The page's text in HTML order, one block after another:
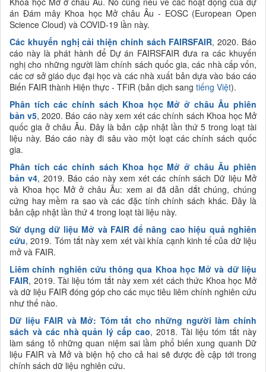
án Đám mây Khoa học Mở châu Âu - EOSC (European Open
Science Cloud) và COVID-19 lần này.
Các khuyến nghịcải thiện chính sách FAIRSFAIR, 2020. Báo
cáo này là phát hành để Dự án FAIRSFAIR đưa ra các khuyến
nghị cho những người làm chính sách quốc gia, các nhà cấp vốn,
các cơ sở giáo dục đại học và các nhà xuất bản dựa vào báo cáo
Biến FAIR thành Hiện thực - TFiR (bản dịch sang tiếng Việt).
Phân tích các chính sách Khoa học Mở ở châu Âu phiên
bản v5, 2020. Báo cáo này xem xét các chính sách Khoa học Mở
quốc gia ở châu Âu. Đây là bản cập nhật lần thứ 5 trong loạt tài
liệu này. Báo cáo này đi sâu vào một loạt các chính sách quốc
gia.
Phân tích các chính sách Khoa học Mở ở châu Âu phiên
bản v4, 2019. Báo cáo này xem xét các chính sách Dữ liệu Mở
và Khoa học Mở ở châu Âu: xem ai đã dẫn dắt chúng, chúng
cứng hay mềm ra sao và các đặc tính chính sách khác. Đây là
bản cập nhật lần thứ 4 trong loạt tài liệu này.
Sử dụng dữ liệu Mở và FAIR để nâng cao hiệu quả nghiên
cứu, 2019. Tóm tắt này xem xét vài khía cạnh kinh tế của dữ liệu
mở và FAIR.
Liêm chính nghiên cứu thông qua Khoa học Mở và dữ liệu
FAIR, 2019. Tài liệu tóm tắt này xem xét cách thức Khoa học Mở
và dữ liệu FAIR đóng góp cho các mục tiêu liêm chính nghiên cứu
như thế nào.
Dữ liệu FAIR và Mở: Tóm tắt cho những người làm chính
sách và các nhà quản lý cấp cao, 2018. Tài liệu tóm tắt này
làm sáng tỏ những quan niệm sai lầm phổ biến xung quanh Dữ
liệu FAIR và Mở và biện hộ cho cả hai sẽ được đề cập tới trong
chính sách dữ liệu nghiên cứu.